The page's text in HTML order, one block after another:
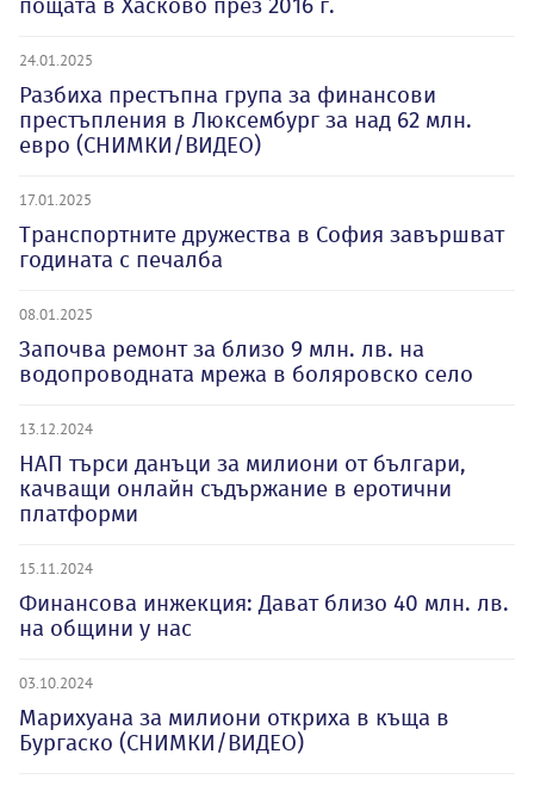
24.01.2025
Разбиха престъпна група за финансови
престъпления в Люксембург за над 62 млн.
евро (СНИМКИ/ВИДЕО)
17.01.2025
Транспортните дружества в София завършват
годината с печалба
08.01.2025
Започва ремонт за близо 9 млн. лв. на
водопроводната мрежа в боляровско село
13.12.2024
НАП търси данъци за милиони от българи,
качващи онлайн съдържание в еротични
платформи
15.11.2024
Финансова инжекция: Дават близо 40 млн. лв.
на общини у нас
03.10.2024
Марихуана за милиони откриха в къща в
Бургаско (СНИМКИ/ВИДЕО)